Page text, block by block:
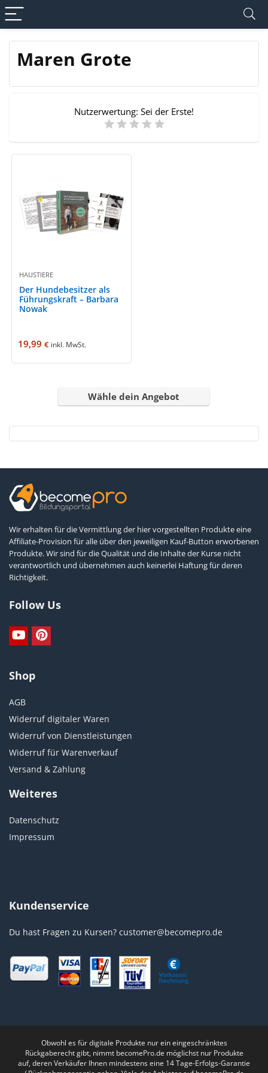
Maren Grote
Nutzerwertung: Sei der Erste!
HAUSTIERE
Der Hundebesitzer als
Führungskraft – Barbara
Nowak
19,99€ inkl. MwSt.
Wähle dein Angebot
Wir erhalten für die Vermittlung der hier vorgestellten Produkte eine
Affiliate-Provision für alle über den jeweiligen Kauf-Button erworbenen
Produkte. Wir sind für die Qualität und die Inhalte der Kurse nicht
verantwortlich und übernehmen auch keinerlei Haftung für deren
Richtigkeit.
Follow Us
Shop
AGB
Widerruf digitaler Waren
Widerruf von Dienstleistungen
Widerruf für Warenverkauf
Versand & Zahlung
Weiteres
Datenschutz
Impressum
Kundenservice
Du hast Fragen zu Kursen? customer@becomepro.de
Obwohl es für digitale Produkte nur ein eingeschränktes
Rückgaberecht gibt, nimmt becomePro.de möglichst nur Produkte
auf, deren Verkäufer Ihnen mindestens eine 14 Tage-Erfolgs-Garantie